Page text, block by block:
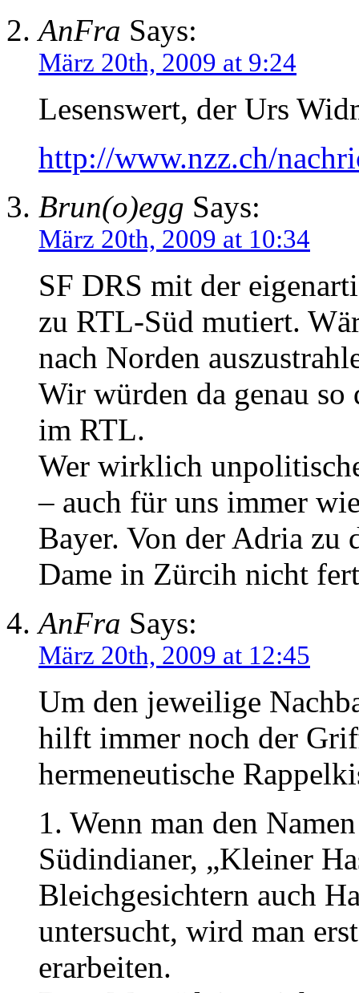
AnFra Says:
März 20th, 2009 at 9:24
Lesenswert, der Urs
http://www.nzz.ch/
Brun(o)egg Says:
März 20th, 2009 at 10:34
SF DRS mit der
zu RTL-Süd mutiert.
nach Norden
Wir würden da genau so
im RTL.
Wer wirklich
– auch für uns immer
Bayer. Von der Adria zu
Dame in Zürcih nicht
AnFra Says:
März 20th, 2009 at 12:45
Um den jeweilige
hilft immer noch der
hermeneutische
1. Wenn man den
Südindianer, „Kleiner
Bleichgesichtern auch
untersucht, wird man
erarbeiten.